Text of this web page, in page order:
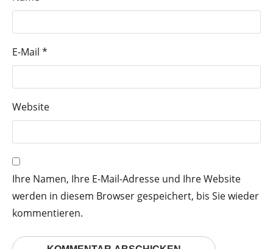
E-Mail *
Website
Ihre Namen, Ihre E-Mail-Adresse und Ihre Website
werden in diesem Browser gespeichert, bis Sie wieder
kommentieren.